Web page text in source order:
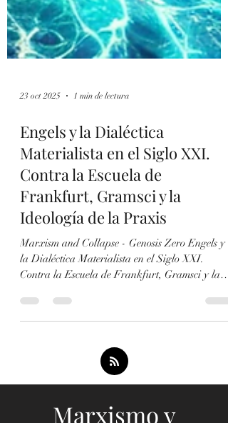
23 oct 2025 1 min de lectura
Engels y la Dialéctica
Materialista en el Siglo XXI.
Contra la Escuela de
Frankfurt, Gramsci y la
Ideología de la Praxis
Marxism and Collapse - Genosis Zero Engels y